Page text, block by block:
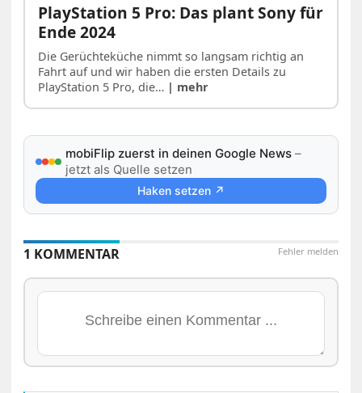
PlayStation 5 Pro: Das plant Sony für
Ende 2024
Die Gerüchteküche nimmt so langsam richtig an
Fahrt auf und wir haben die ersten Details zu
PlayStation 5 Pro, die… | mehr
mobiFlip zuerst in deinen Google News –
jetzt als Quelle setzen
Haken setzen ↗
Fehler melden
1 KOMMENTAR